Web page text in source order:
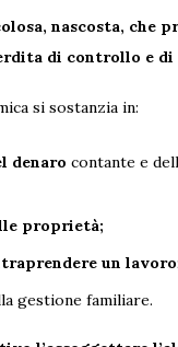
nascosta, che
di controllo e di
si sostanzia in:
denaro contante e
proprietà;
un lavoro;
gestione familiare.